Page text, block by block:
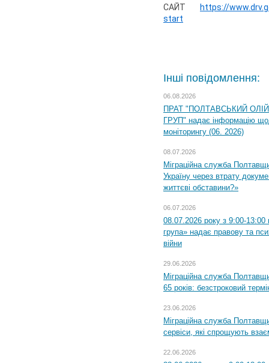
САЙТ
https://
start
Інші повідомлення:
06.08.2026
ПРАТ "ПОЛТАВСЬКИЙ
ГРУП" надає інформацію
моніторингу (06. 2026)
08.07.2026
Міграційна служба
Україну через втрату
життєві обставини?»
06.07.2026
08.07.2026 року з 9:00-13:00
група» надає правову та
війни
29.06.2026
Міграційна служба
65 років: безстроковий
23.06.2026
Міграційна служба
сервіси, які спрощують
22.06.2026